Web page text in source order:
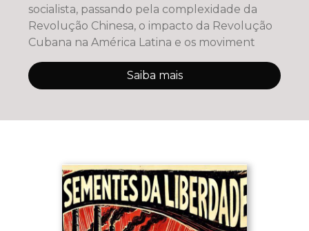
socialista, passando pela complexidade da
Revolução Chinesa, o impacto da Revolução
Cubana na América Latina e os moviment
Saiba mais